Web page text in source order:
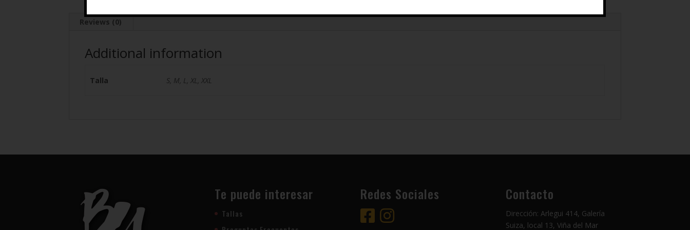
Reviews (0)
Additional information
Talla S, M, L, XL, XXL
Te puede interesar
Tallas
Redes Sociales Contacto
Dirección: Arlegui 414, Galería
Suiza, local 13, Viña del Mar